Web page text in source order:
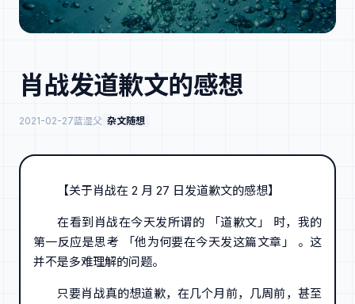
肖战发道歉文的感想
2021-02-27蓝湿父 杂文随想
【关于肖战在 2 月 27 日发道歉文的感想】
在看到肖战在今天发所谓的 「道歉文」 时，我的
第一反应是思考 「他为何要在今天发这篇文章」 。这
并不是多难理解的问题。
只要肖战真的想道歉，在几个月前，几周前，甚至